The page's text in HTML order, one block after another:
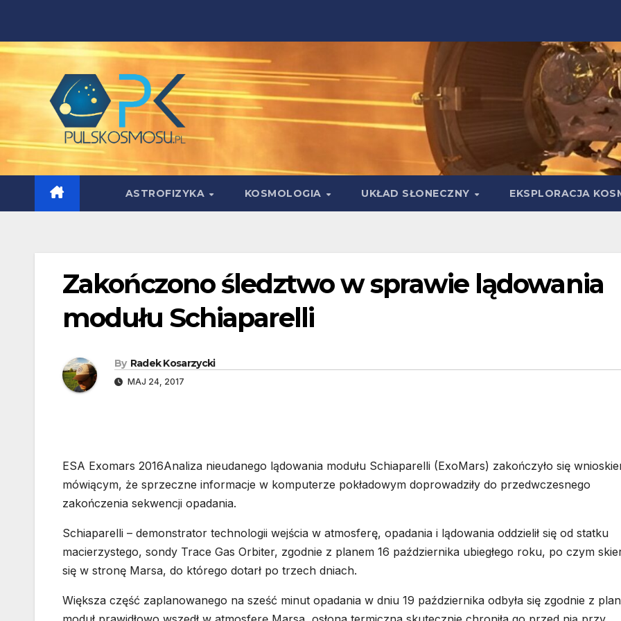
content
ASTROFIZYKA KOSMOLOGIA UKŁAD SŁONECZNY EKSPLORACJA
Zakończono śledztwo w sprawie lądowania
modułu Schiaparelli
By Radek Kosarzycki
MAJ 24, 2017
ESA Exomars 2016Analiza nieudanego lądowania modułu Schiaparelli (ExoMars) zakończyło się
mówiącym, że sprzeczne informacje w komputerze pokładowym doprowadziły do przedwczesnego
zakończenia sekwencji opadania.
Schiaparelli – demonstrator technologii wejścia w atmosferę, opadania i lądowania oddzielił się od statku
macierzystego, sondy Trace Gas Orbiter, zgodnie z planem 16 października ubiegłego roku, po czym
się w stronę Marsa, do którego dotarł po trzech dniach.
Większa część zaplanowanego na sześć minut opadania w dniu 19 października odbyła się zgodnie z